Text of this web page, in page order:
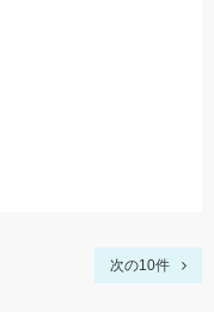
次の10件